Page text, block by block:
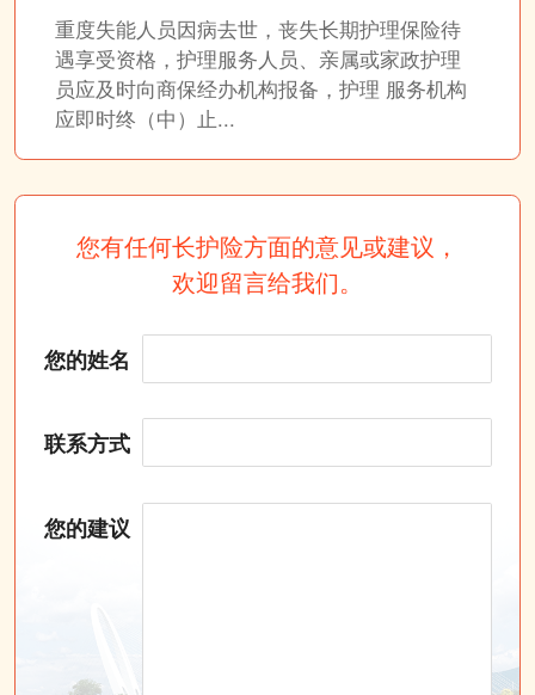
重度失能人员因病去世，丧失长期护理保险待
遇享受资格，护理服务人员、亲属或家政护理
员应及时向商保经办机构报备，护理 服务机构
应即时终（中）止...
您有任何长护险方面的意见或建议，
欢迎留言给我们。
您的姓名
联系方式
您的建议